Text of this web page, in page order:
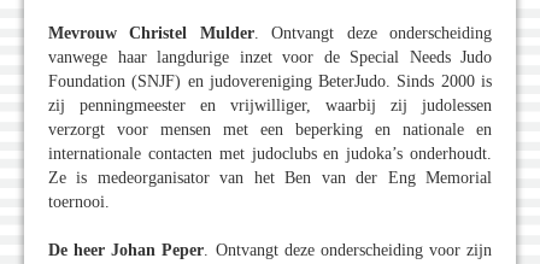
Mevrouw Christel Mulder. Ontvangt deze onderscheiding
vanwege haar langdurige inzet voor de Special Needs Judo
Foundation (SNJF) en judovereniging BeterJudo. Sinds 2000 is
zij penningmeester en vrijwilliger, waarbij zij judolessen
verzorgt voor mensen met een beperking en nationale en
internationale contacten met judoclubs en judoka’s onderhoudt.
Ze is medeorganisator van het Ben van der Eng Memorial
toernooi.
De heer Johan Peper. Ontvangt deze onderscheiding voor zijn